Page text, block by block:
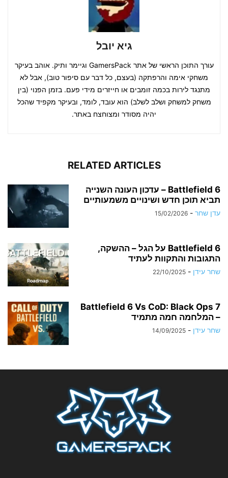
גיא יובל
עורך התוכן הראשי של אתר GamersPack וגיימר ותיק. אוהב בעיקר
משחקי אימה והרפתקה (בעצם, כל דבר עם סיפור טוב), אבל לא
מתנגד לירות בכמה זומבים או חייזרים מידי פעם. בזמן הפנוי (בין
משחק למשחק ושלב לשלב) הוא עובד, לומד, ובעיקר מקפיד שהכל
יהיה מסודר ומצוחצח באתר.
RELATED ARTICLES
Battlefield 6 – עדכון העונה השנייה
תביא תוכן חדש ושינויים משמעותיים
עדן שחר -
15/02/2026
Battlefield 6 על הגל – ההשקה,
התגובות והתקוות לעתיד
שחר עידן -
22/10/2025
Battlefield 6 Vs CoD: Black Ops 7
– המלחמה חמה מתמיד
שחר עידן -
14/09/2025